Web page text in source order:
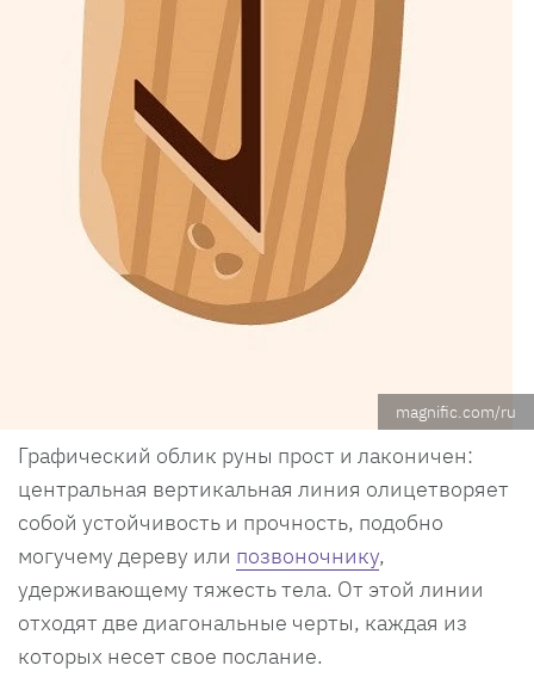
magnific.com/ru
Графический облик руны прост и лаконичен:
центральная вертикальная линия олицетворяет
собой устойчивость и прочность, подобно
могучему дереву или позвоночнику,
удерживающему тяжесть тела. От этой линии
отходят две диагональные черты, каждая из
которых несет свое послание.